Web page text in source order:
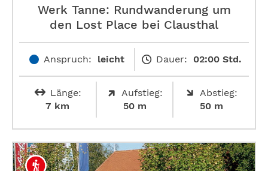
Werk Tanne: Rundwanderung um
den Lost Place bei Clausthal
Anspruch: leicht Dauer: 02:00 Std.
Länge:
7 km
Aufstieg:
50 m
Abstieg:
50 m